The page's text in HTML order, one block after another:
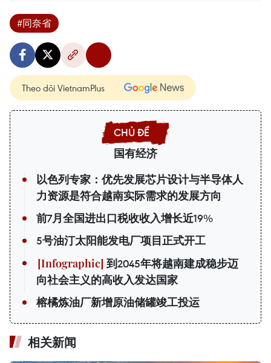
#同奈省
Theo dõi VietnamPlus
国有经济
以色列专家：优先发展芯片设计与半导体人
力资源是符合越南实际需求的发展方向
前7月全国进出口税收收入增长近19%
5号油汀太阳能发电厂项目正式开工
到2045年将越南建成稳步迈
向社会主义的高收入发达国家
榕橘炼油厂新增原油储罐竣工投运
相关新闻